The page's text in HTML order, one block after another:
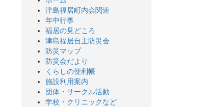
津島福居町内会関連
年中行事
福居の見どころ
津島福居自主防災会
防災マップ
防災会だより
くらしの便利帳
施設利用案内
団体・サークル活動
学校・クリニックなど